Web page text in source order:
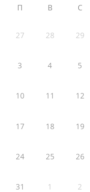
П В С
27 28 29
3 4 5
10 11 12
17 18 19
24 25 26
31 1 2